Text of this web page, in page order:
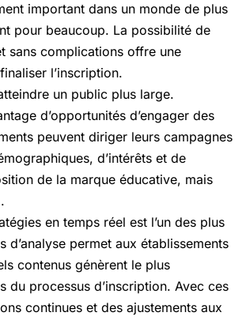
important dans un monde de plus
pour beaucoup. La possibilité de
sans complications offre une
l’inscription.
un public plus large.
d’opportunités d’engager des
peuvent diriger leurs campagnes
d’intérêts et de
de la marque éducative, mais
en temps réel est l’un des plus
d’analyse permet aux établissements
contenus génèrent le plus
du processus d’inscription. Avec ces
continues et des ajustements aux